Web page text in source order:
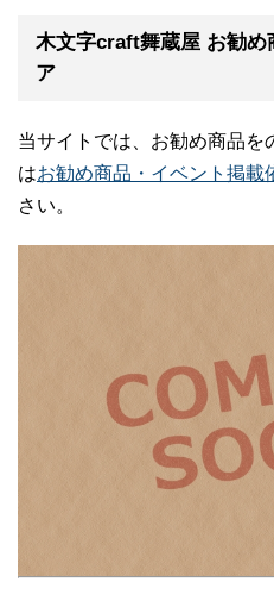
木文字craft舞蔵屋 お勧め
ア
当サイトでは、お勧め商品を
はお勧め商品・イベント掲載
さい。